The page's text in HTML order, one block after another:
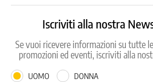
Iscriviti alla nostra
Se vuoi ricevere informazioni su tutte
promozioni ed eventi, iscriviti alla
UOMO DONNA